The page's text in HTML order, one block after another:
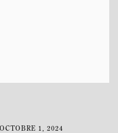
1, 2024